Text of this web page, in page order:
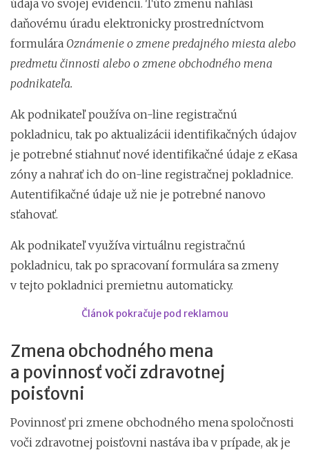
údaja vo svojej evidencii. Túto zmenu nahlási
daňovému úradu elektronicky prostredníctvom
formulára Oznámenie o zmene predajného miesta alebo
predmetu činnosti alebo o zmene obchodného mena
podnikateľa.
Ak podnikateľ používa on-line registračnú
pokladnicu, tak po aktualizácii identifikačných údajov
je potrebné stiahnuť nové identifikačné údaje z eKasa
zóny a nahrať ich do on-line registračnej pokladnice.
Autentifikačné údaje už nie je potrebné nanovo
sťahovať.
Ak podnikateľ využíva virtuálnu registračnú
pokladnicu, tak po spracovaní formulára sa zmeny
v tejto pokladnici premietnu automaticky.
Článok pokračuje pod reklamou
Zmena obchodného mena
a povinnosť voči zdravotnej
poisťovni
Povinnosť pri zmene obchodného mena spoločnosti
voči zdravotnej poisťovni nastáva iba v prípade, ak je